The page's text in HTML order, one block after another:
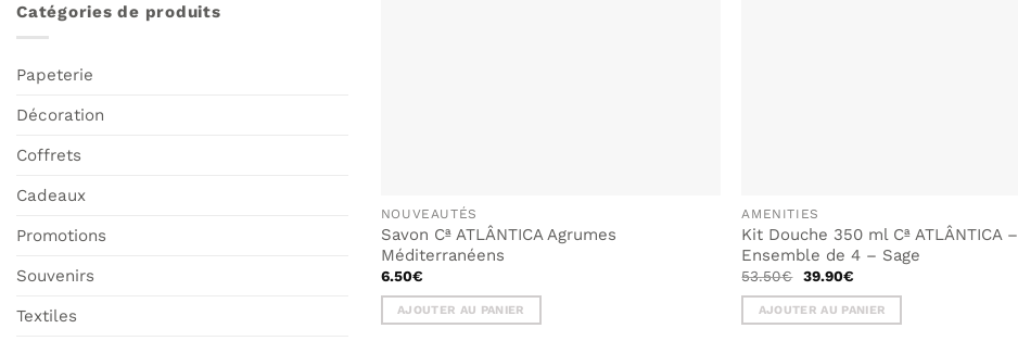
Catégories de produits
Papeterie
Décoration
Coffrets
Cadeaux
Promotions
Souvenirs
Textiles
NOUVEAUTÉS
Savon Cª ATLÂNTICA Agrumes
Méditerranéens
6.50€
AJOUTER AU PANIER
AMENITIES
Kit Douche 350 ml Cª ATLÂNTICA –
Ensemble de 4 – Sage
53.50€ Le
initial
était :
39.90€Le
actuel
est :
AJOUTER AU PANIER